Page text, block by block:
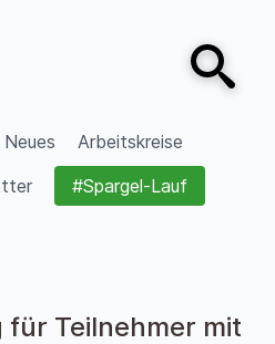
Neues
Arbeitskreise
#Spargel-Lauf
Open
Teilnehmer mit